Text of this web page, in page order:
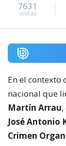
7631
visitas
En el
nacional que
Martín Arrau
José Antonio
Crimen